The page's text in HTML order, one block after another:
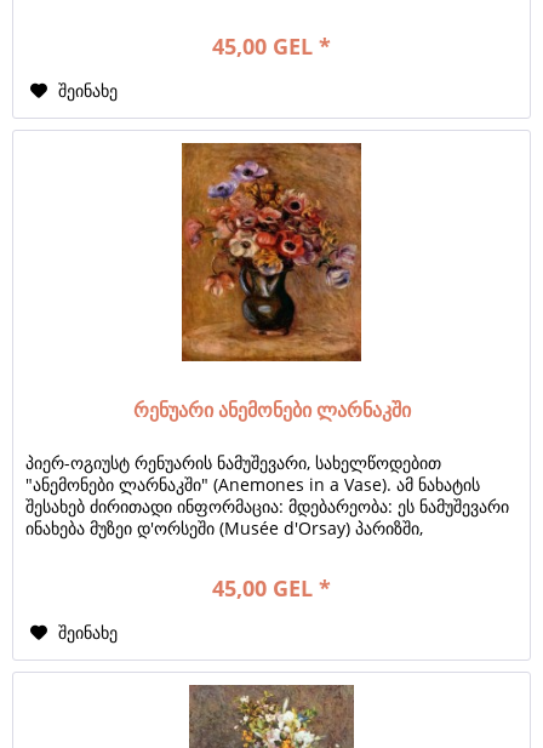
45,00 GEL *
შეინახე
რენუარი ანემონები ლარნაკში
პიერ-ოგიუსტ რენუარის ნამუშევარი, სახელწოდებით
"ანემონები ლარნაკში" (Anemones in a Vase). ამ ნახატის
შესახებ ძირითადი ინფორმაცია: მდებარეობა: ეს ნამუშევარი
ინახება მუზეი დ'ორსეში (Musée d'Orsay) პარიზში,
45,00 GEL *
შეინახე